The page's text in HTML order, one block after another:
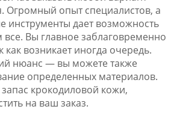
Огромный опыт специалистов, а
инструменты дает возможность
Вы главное заблаговременно
как возникает иногда очередь.
нюанс — вы можете также
определенных материалов.
крокодиловой кожи,
на ваш заказ.